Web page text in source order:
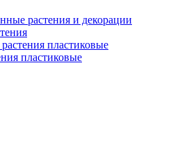
растения и декорации
пластиковые
пластиковые